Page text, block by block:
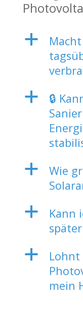
a
a
🔒
a
Wie
a
Kann
a
Lohnt
mein